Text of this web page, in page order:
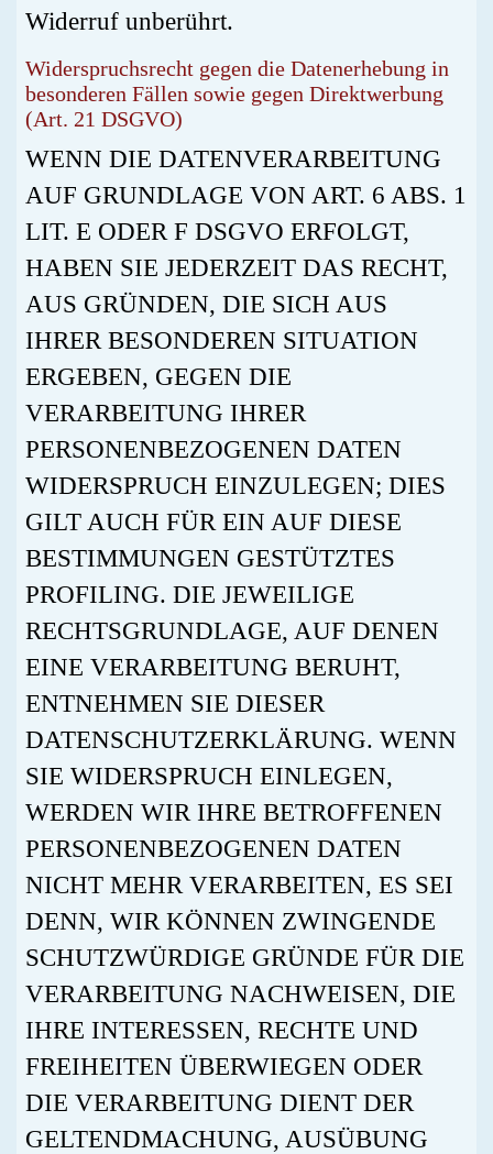
Widerruf unberührt.
Widerspruchsrecht gegen die Datenerhebung in
besonderen Fällen sowie gegen Direktwerbung
(Art. 21 DSGVO)
WENN DIE DATENVERARBEITUNG
AUF GRUNDLAGE VON ART. 6 ABS. 1
LIT. E ODER F DSGVO ERFOLGT,
HABEN SIE JEDERZEIT DAS RECHT,
AUS GRÜNDEN, DIE SICH AUS
IHRER BESONDEREN SITUATION
ERGEBEN, GEGEN DIE
VERARBEITUNG IHRER
PERSONENBEZOGENEN DATEN
WIDERSPRUCH EINZULEGEN; DIES
GILT AUCH FÜR EIN AUF DIESE
BESTIMMUNGEN GESTÜTZTES
PROFILING. DIE JEWEILIGE
RECHTSGRUNDLAGE, AUF DENEN
EINE VERARBEITUNG BERUHT,
ENTNEHMEN SIE DIESER
DATENSCHUTZERKLÄRUNG. WENN
SIE WIDERSPRUCH EINLEGEN,
WERDEN WIR IHRE BETROFFENEN
PERSONENBEZOGENEN DATEN
NICHT MEHR VERARBEITEN, ES SEI
DENN, WIR KÖNNEN ZWINGENDE
SCHUTZWÜRDIGE GRÜNDE FÜR DIE
VERARBEITUNG NACHWEISEN, DIE
IHRE INTERESSEN, RECHTE UND
FREIHEITEN ÜBERWIEGEN ODER
DIE VERARBEITUNG DIENT DER
GELTENDMACHUNG, AUSÜBUNG